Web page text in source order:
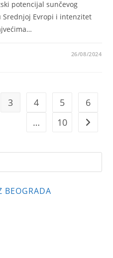
potencijal sunčevog
Srednjoj Evropi i intenzitet
26/08/2024
3 4 5
6
…
10 Go to
BEOGRADA